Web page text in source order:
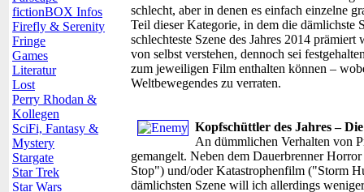
fictionBOX Infos
Firefly & Serenity
Fringe
Games
Literatur
Lost
Perry Rhodan &
Kollegen
SciFi, Fantasy &
Mystery
Stargate
Star Trek
Star Wars
schlecht, aber in denen es einfach einzelne
Teil dieser Kategorie, in dem die dämlichste
schlechteste Szene des Jahres 2014
von selbst verstehen, dennoch sei
zum jeweiligen Film enthalten können –
Weltbewegendes zu verraten.
Kopfschüttler des Jahres –
An dümmlichen Verhalten von
gemangelt. Neben dem Dauerbrenner
Stop") und/oder Katastrophenfilm ("Storm
dämlichsten Szene will ich allerdings